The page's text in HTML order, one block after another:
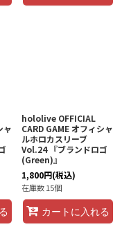
ャ
hololive OFFICIAL
CARD GAME オフィシャ
ルホロカスリーブ
Vol.24 『ブランドロゴ
(Green)』
1,800円(税込)
在庫数 15個
カートに入れる